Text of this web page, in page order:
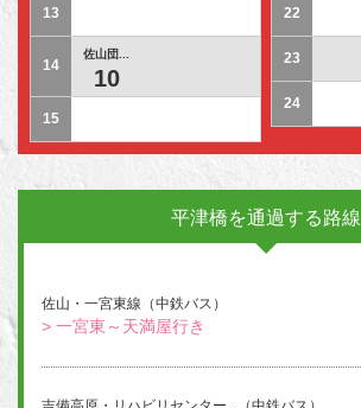
13
14
佐山団...
10
15
22
23
24
平津橋を通過する路線
佐山・一宮東線（中鉄バス）
> 一宮東～天満屋行き